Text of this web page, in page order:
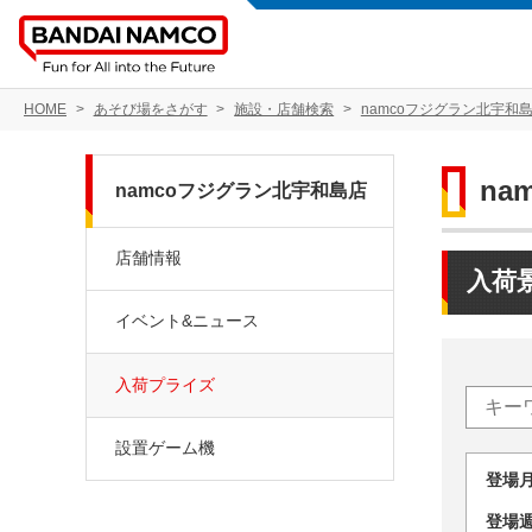
HOME あそび場をさがす 施設・店舗検索 namcoフジグラン北宇和
入荷
登
登
namcoフジグラン北宇和島店
店舗情報
イベント&ニュース
入荷プライズ
設置ゲーム機